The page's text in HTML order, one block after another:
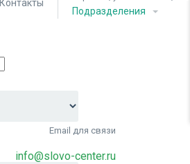
Контакты
Подразделения
Email для связи
info@slovo-center.ru